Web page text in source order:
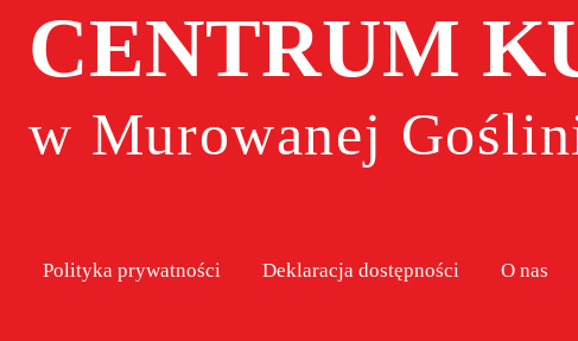
CENTRUM
w Murowanej
Polityka prywatności Deklaracja dostępności O nas